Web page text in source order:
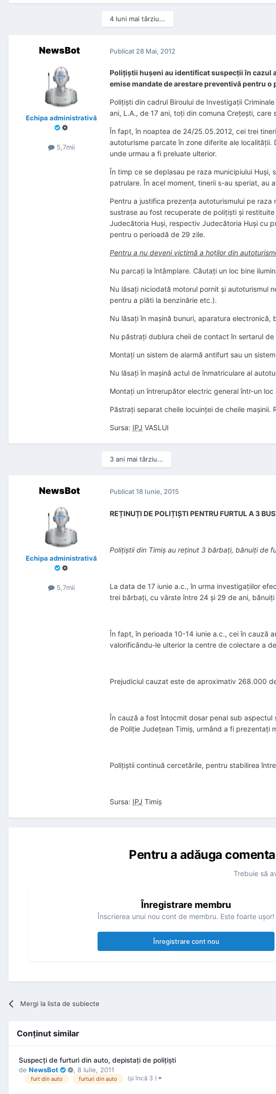
4 luni mai târziu...
NewsBot
Echipa administrativă
5,7mii
Publicat 28 Mai, 2012
Poliţiştii huşeni au identificat suspecţii în cazul
emise mandate de arestare preventivă pentru o
Poliţişti din cadrul Biroului de Investigaţii
ani, L.A., de 17 ani, toţi din comuna Creţeşti,
În fapt, în noaptea de 24/25.05.2012, cei trei
autoturisme parcate în zone diferite ale
unde urmau a fi preluate ulterior.
În timp ce se deplasau pe raza municipiului
patrulare. În acel moment, tinerii s-au speriat, au
Pentru a justifica prezenţa autoturismului pe raza
sustrase au fost recuperate de poliţişti şi
Judecătoria Huşi, respectiv Judecătoria Huşi cu
pentru o perioadă de 29 zile.
Pentru a nu deveni victimă a hoţilor din
Nu parcaţi la întâmplare. Căutaţi un loc bine
Nu lăsaţi niciodată motorul pornit şi autoturismul
pentru a plăti la benzinărie etc.).
Nu lăsaţi în maşină bunuri, aparatura
Nu păstraţi dublura cheii de contact în sertarul de
Montaţi un sistem de alarmă antifurt sau un
Nu lăsaţi în maşină actul de înmatriculare al
Montaţi un întrerupător electric general într-un
Păstraţi separat cheile locuinţei de cheile
Sursa: IPJ VASLUI
3 ani mai târziu...
NewsBot
Echipa administrativă
5,7mii
Publicat18 Iunie, 2015
REȚINUȚI DE POLIȚIȘTI PENTRU FURTUL A 3
Polițiștii din Timiș au reținut 3 bărbați, bănuiți de
La data de 17 iunie a.c., în urma investigațiilor
trei bărbați, cu vârste între 24 și 29 de ani,
În fapt, în perioada 10-14 iunie a.c., cei în cauză
valorificându-le ulterior la centre de colectare a
Prejudiciul cauzat este de aproximativ 268.000
În cauză a fost întocmit dosar penal sub
de Poliție Județean Timiș, urmând a fi prezentați
Polițiștii continuă cercetările, pentru stabilirea
Sursa: IPJ Timiș
Pentru a adăuga
Trebuie să
Înregistrare membru
Înscrierea unui nou cont de membru. Este foarte uşor!
Înregistrare cont nou
Mergi la lista de subiecte
Conţinut similar
Suspecţi de furturi din auto, depistaţi de poliţişti
de NewsBot , 8 Iulie, 2011
furt din auto furturi din auto (şi încă 3 )